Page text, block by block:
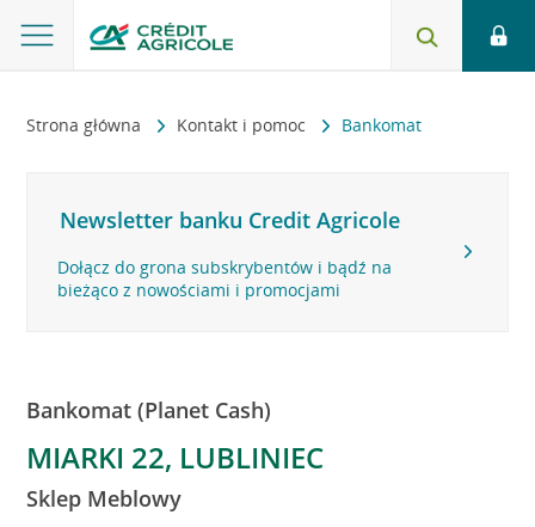
Strona główna Kontakt i pomoc Bankomat
Newsletter banku Credit Agricole
Dołącz do grona subskrybentów i bądź na
bieżąco z nowościami i promocjami
Bankomat (Planet Cash)
MIARKI 22, LUBLINIEC
Sklep Meblowy